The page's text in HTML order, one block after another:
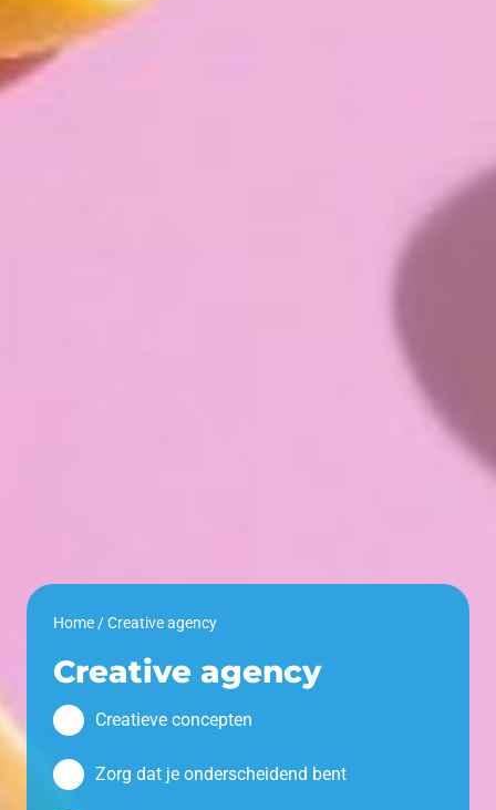
Home/Creative agency
Creative agency
Creatieve concepten
Zorg dat je onderscheidend bent